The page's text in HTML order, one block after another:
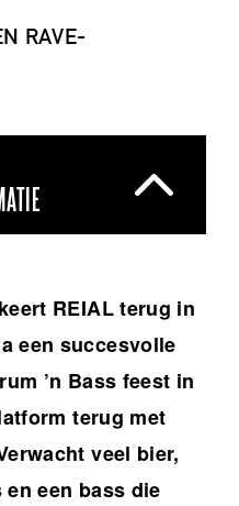
RAVE-
REIAL terug in
een succesvolle
’n Bass feest in
terug met
veel bier,
een bass die